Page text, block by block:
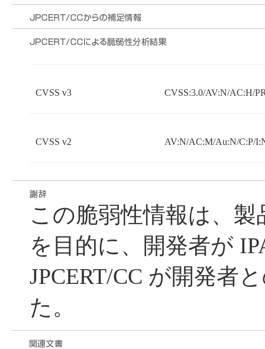
CVSS v3 CVSS:3.0/AV:N/AC:H/
CVSS v2 AV:N/AC:M/Au:N/C:P/
この脆弱性情報は、
を目的に、開発者が
JPCERT/CC が開発者
た。